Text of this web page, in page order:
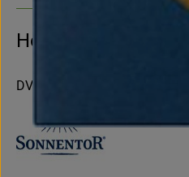
Hersteller: Sonnentor
DV